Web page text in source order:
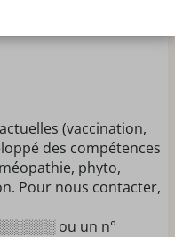
(vaccination,
des compétences
phyto,
Pour nous contacter,
ou un n°